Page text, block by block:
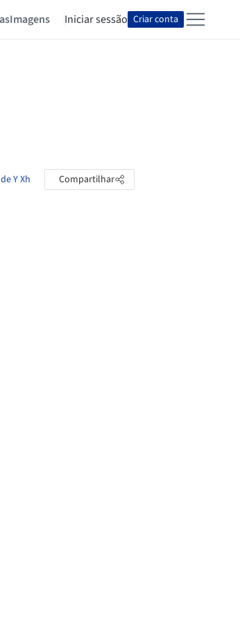
Imagens Iniciar sessão Criar conta
Y Xh Compartilhar